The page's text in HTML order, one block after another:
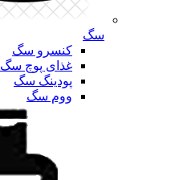
سگ
کنسرو سگ
غذای پوچ سگ
پودینگ سگ
ووم سگ